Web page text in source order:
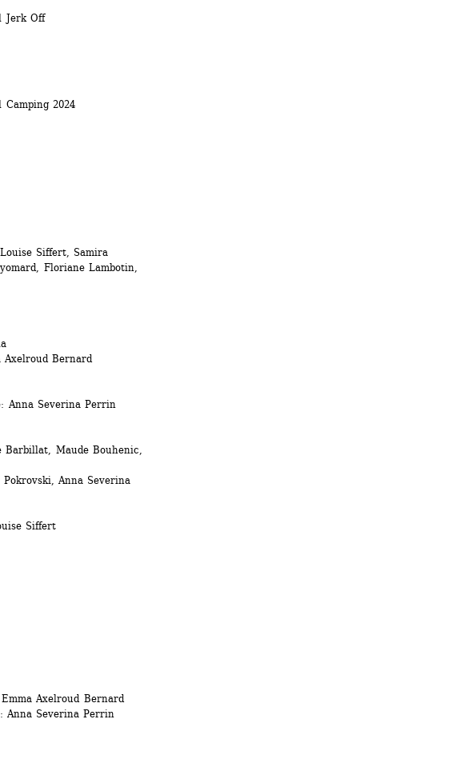
Jerk Off
2024
Siffert, Samira
Floriane Lambotin,
Axelroud Bernard
Anna Severina Perrin
Barbillat, Maude Bouhenic,
Anna Severina
Siffert
Axelroud Bernard
Anna Severina Perrin